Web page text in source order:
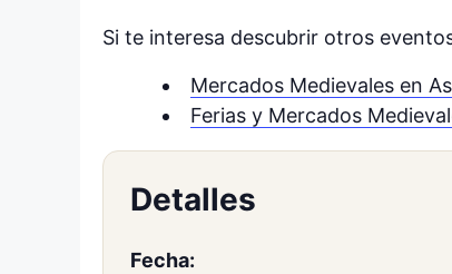
Si te interesa descubrir otros
Mercados Medievales en
Ferias y Mercados
Detalles
Fecha: